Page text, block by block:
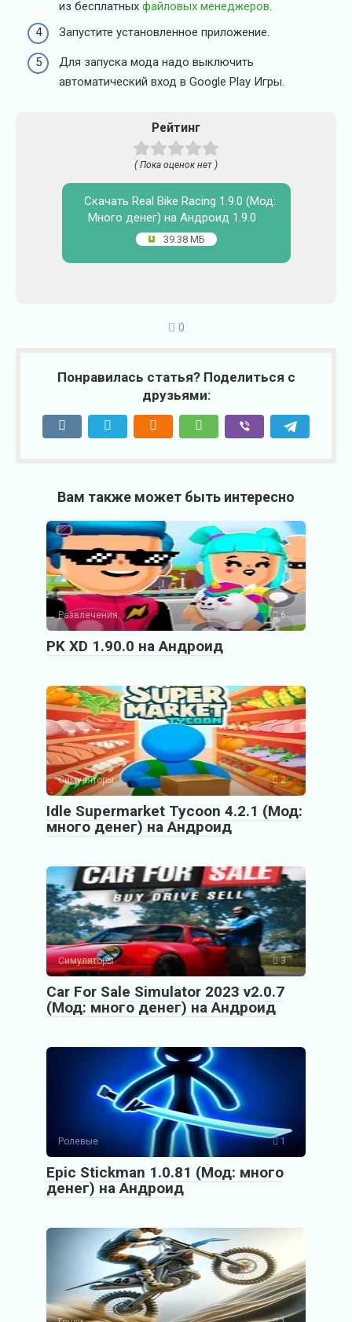
из бесплатных файловых менеджеров.
Запустите установленное приложение.
Для запуска мода надо выключить
автоматический вход в Google Play Игры.
Рейтинг
( Пока оценок нет )
Скачать Real Bike Racing 1.9.0 (Мод:
Много денег) на Андроид 1.9.0
39.38 МБ
0
Понравилась статья? Поделиться с
друзьями:
Вам также может быть интересно
Развлечения 6
PK XD 1.90.0 на Андроид
Симуляторы 2
Idle Supermarket Tycoon 4.2.1 (Мод:
много денег) на Андроид
Симуляторы 3
Car For Sale Simulator 2023 v2.0.7
(Мод: много денег) на Андроид
Ролевые 1
Epic Stickman 1.0.81 (Мод: много
денег) на Андроид